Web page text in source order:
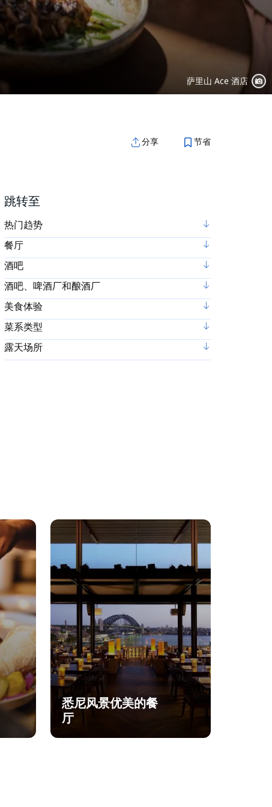
萨里山 Ace 酒店
分享 节省
跳转至
热门趋势
餐厅
酒吧
酒吧、啤酒厂和酿酒厂
美食体验
菜系类型
露天场所
悉尼风景优美的餐
厅